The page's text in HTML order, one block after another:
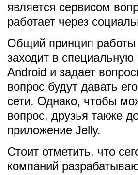
является сервисом
работает через
Общий принцип работы
заходит в
Android и задает
вопрос будут давать
сети. Однако, чтобы
вопрос, друзья также
приложение Jelly.
Стоит отметить, что
компаний